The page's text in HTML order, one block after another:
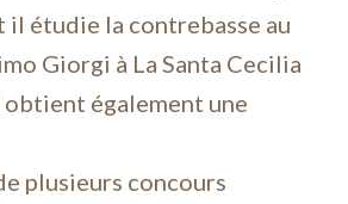
il étudie la contrebasse au
Giorgi à La Santa Cecilia
obtient également une
plusieurs concours